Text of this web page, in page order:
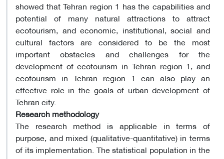
showed that Tehran region 1 has the capabilities and
potential of many natural attractions to attract
ecotourism, and economic, institutional, social and
cultural factors are considered to be the most
important obstacles and challenges for the
development of ecotourism in Tehran region 1, and
ecotourism in Tehran region 1 can also play an
effective role in the goals of urban development of
Tehran city.
Research methodology
The research method is applicable in terms of
purpose, and mixed (qualitative-quantitative) in terms
of its implementation. The statistical population in the